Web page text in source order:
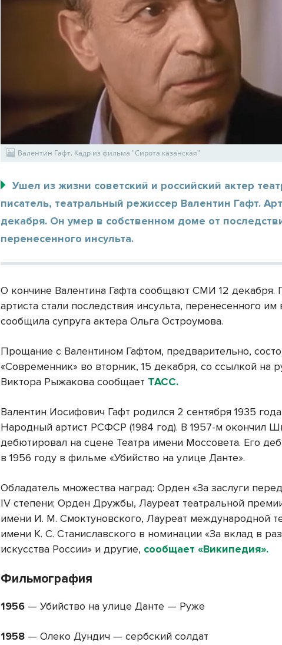
Валентин Гафт. Кадр из фильма "Сирота казанская"
Ушел из жизни советский и российский актер
писатель, театральный режиссер Валентин Гафт.
декабря. Он умер в собственном доме от
перенесенного инсульта.
О кончине Валентина Гафта сообщают СМИ 12 декабря.
артиста стали последствия инсульта, перенесенного им
сообщила супруга актера Ольга Остроумова.
Прощание с Валентином Гафтом, предварительно,
«Современник» во вторник, 15 декабря, со ссылкой на
Виктора Рыжакова сообщает ТАСС.
Валентин Иосифович Гафт родился 2 сентября 1935
Народный артист РСФСР (1984 год). В 1957-м окончил
дебютировал на сцене Театра имени Моссовета. Его
в 1956 году в фильме «Убийство на улице Данте».
Обладатель множества наград:Орден «За заслуги
IV степени;Орден Дружбы, Лауреат театральной
имени И. М. Смоктуновского, Лауреат международной
имени К. С. Станиславского в номинации «За вклад в
искусства России» и другие, сообщает «Википедия».
Фильмография
1956 — Убийство на улице Данте — Руже
1958 — Олеко Дундич — сербский солдат